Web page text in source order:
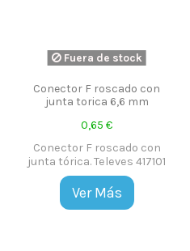
Fuera de stock
Conector F roscado con
junta torica 6,6 mm
0,65 €
Conector F roscado con
junta tórica. Televes 417101
Ver Más